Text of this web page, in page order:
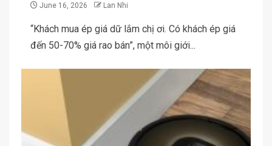
June 16, 2026 Lan Nhi
“Khách mua ép giá dữ lắm chị ơi. Có khách ép giá
đến 50-70% giá rao bán”, một môi giới...